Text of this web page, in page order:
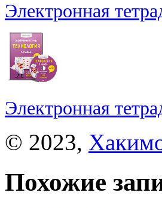
Электронная
Электронная
© 2023,
Похожие